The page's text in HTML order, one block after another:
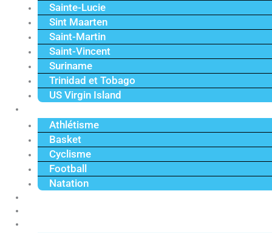
Sainte-Lucie
Sint Maarten
Saint-Martin
Saint-Vincent
Suriname
Trinidad et Tobago
US Virgin Island
Athlétisme
Basket
Cyclisme
Football
Natation